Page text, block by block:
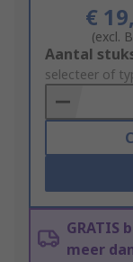
€
(excl.
Add
to
Basket
Aantal
selecteer of
GRATIS
meer